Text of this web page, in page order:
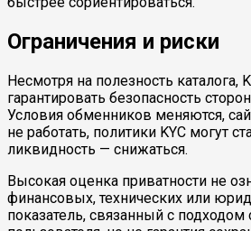
Ограничения и риски
Несмотря на полезность каталога,
гарантировать безопасность
Условия обменников меняются,
не работать, политики KYC могут
ликвидность — снижаться.
Высокая оценка приватности не
финансовых, технических или
показатель, связанный с